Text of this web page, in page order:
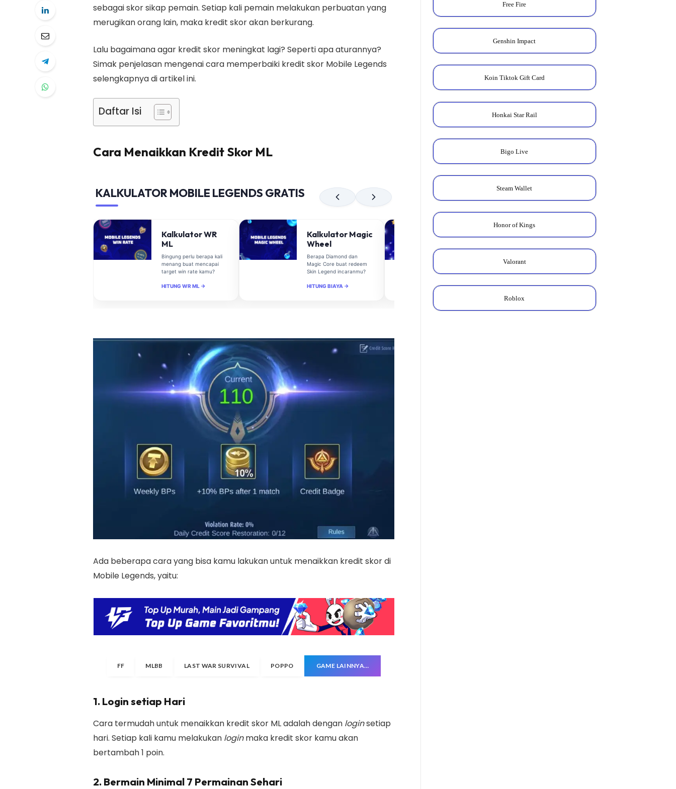
sebagai skor sikap pemain.Setiap kali pemain melakukan perbuatan yang
merugikan orang lain, maka kredit skor akan berkurang.
Lalu bagaimana agar kredit skor meningkat lagi? Seperti apa aturannya?
Simak penjelasan mengenai cara memperbaiki kredit skor Mobile Legends
selengkapnya di artikel ini.
Daftar Isi
Cara Menaikkan Kredit Skor ML
KALKULATOR MOBILE LEGENDS GRATIS
Kalkulator WR
ML
Bingung perlu berapa kali
menang buat mencapai
target win rate kamu?
HITUNG WR ML →
Kalkulator Magic
Wheel
Berapa Diamond dan
Magic Core buat redeem
Skin Legend incaranmu?
HITUNG BIAYA →
kamu butuhkan untuk
HITUNG HARGA →
Ada beberapa cara yang bisa kamu lakukan untuk menaikkan kredit skor di
Mobile Legends, yaitu:
FF MLBB LAST WAR SURVIVAL POPPO GAME LAINNYA…
1. Login setiap Hari
Cara termudah untuk menaikkan kredit skor ML adalah dengan loginsetiap
hari. Setiap kali kamu melakukan loginmaka kredit skor kamu akan
bertambah 1 poin.
2. Bermain Minimal 7 Permainan Sehari
Free Fire
Genshin Impact
Koin Tiktok Gift Card
Honkai Star Rail
Bigo Live
Steam Wallet
Honor of Kings
Valorant
Roblox